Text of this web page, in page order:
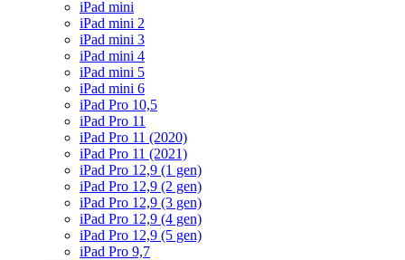
iPad mini
iPad mini 2
iPad mini 3
iPad mini 4
iPad mini 5
iPad mini 6
iPad Pro 10,5
iPad Pro 11
iPad Pro 11 (2020)
iPad Pro 11 (2021)
iPad Pro 12,9 (1 gen)
iPad Pro 12,9 (2 gen)
iPad Pro 12,9 (3 gen)
iPad Pro 12,9 (4 gen)
iPad Pro 12,9 (5 gen)
iPad Pro 9,7